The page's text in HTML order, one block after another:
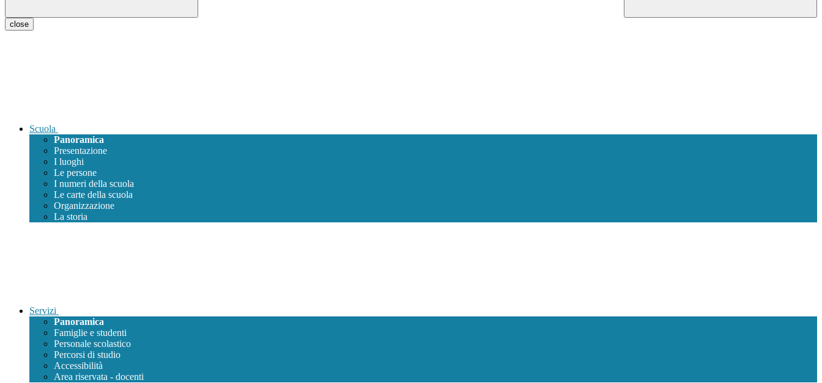
close
Scuola
Panoramica
Presentazione
I luoghi
Le persone
I numeri della scuola
Le carte della scuola
Organizzazione
La storia
Servizi
Panoramica
Famiglie e studenti
Personale scolastico
Percorsi di studio
Accessibilità
Area riservata - docenti